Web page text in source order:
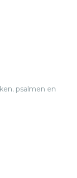
psalmen en